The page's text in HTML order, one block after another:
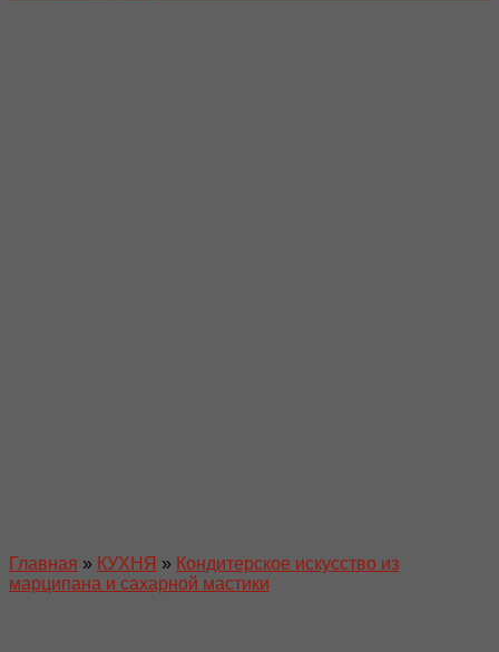
Главная » КУХНЯ » Кондитерское искусство из
марципана и сахарной мастики